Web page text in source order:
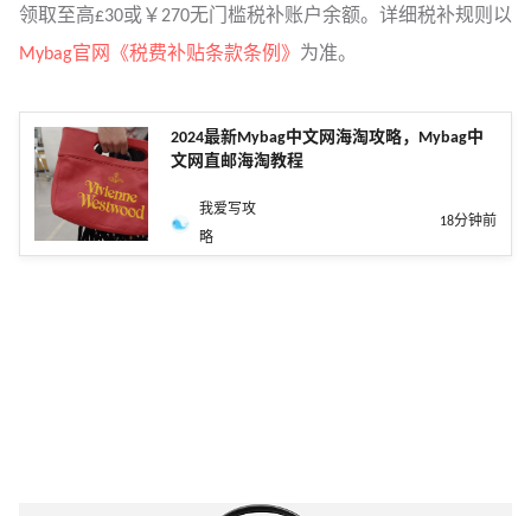
领取至高£30或￥270无门槛税补账户余额。详细税补规则以
Mybag官网《税费补贴条款条例》 为准。
2024最新Mybag中文网海淘攻略，Mybag中
文网直邮海淘教程
我爱写攻
略
18分钟前